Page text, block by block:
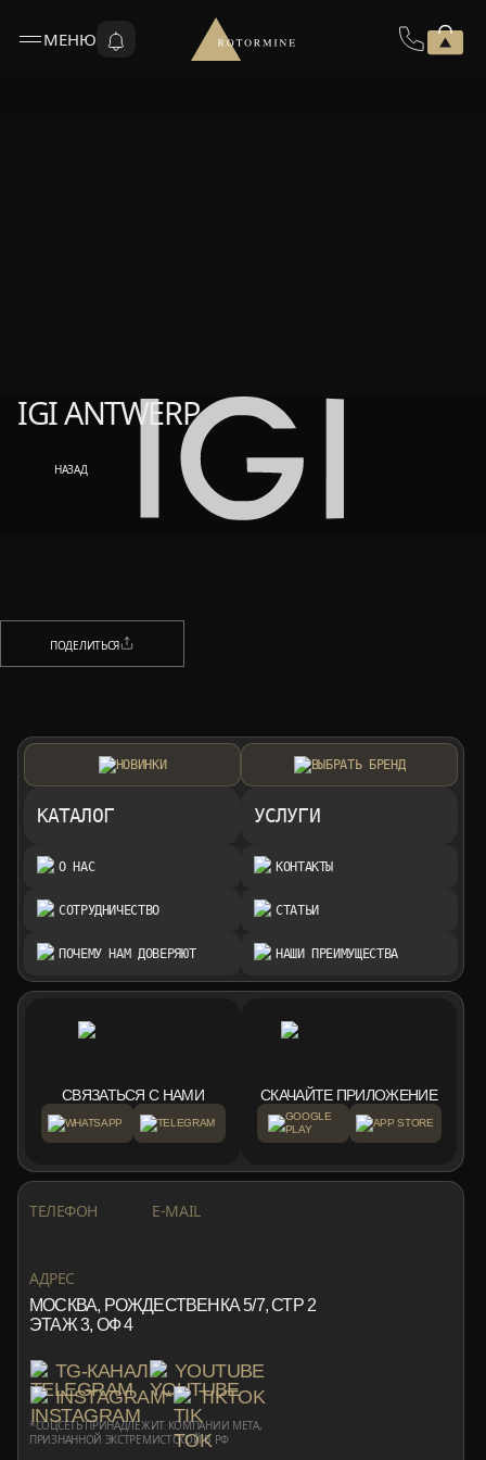
МЕНЮ
НАЗАД
IGI ANTWERP
ПОДЕЛИТЬСЯ
НОВИНКИ
КАТАЛОГ
О НАС
СОТРУДНИЧЕСТВО
ПОЧЕМУ НАМ ДОВЕРЯЮТ
ВЫБРАТЬ БРЕНД
УСЛУГИ
КОНТАКТЫ
СТАТЬИ
НАШИ ПРЕИМУЩЕСТВА
СВЯЗАТЬСЯ С НАМИ
WHATSAPP TELEGRAM
СКАЧАЙТЕ ПРИЛОЖЕНИЕ
GOOGLE
PLAY
APP STORE
ТЕЛЕФОН E-MAIL
АДРЕС
МОСКВА, РОЖДЕСТВЕНКА 5/7, СТР 2
ЭТАЖ 3, ОФ 4
TG-КАНАЛ
YOUTUBE
INSTAGRAM*
TIKTOK
*СОЦСЕТЬ ПРИНАДЛЕЖИТ КОМПАНИИ META,
ПРИЗНАННОЙ ЭКСТРЕМИСТСКОЙ В РФ